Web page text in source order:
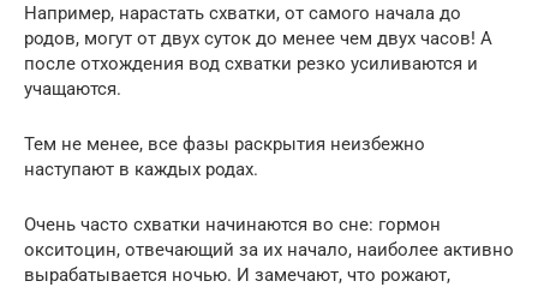
Например, нарастать схватки, от самого начала до
родов, могут от двух суток до менее чем двух часов! А
после отхождения вод схватки резко усиливаются и
учащаются.
Тем не менее, все фазы раскрытия неизбежно
наступают в каждых родах.
Очень часто схватки начинаются во сне: гормон
окситоцин, отвечающий за их начало, наиболее активно
вырабатывается ночью. И замечают, что рожают,